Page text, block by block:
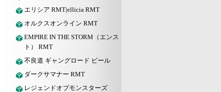
エリシア RMT|ellicia RMT
オルクスオンライン RMT
EMPIRE IN THE STORM（エンス
ト） RMT
不良道 ギャングロード ビール
ダークサマナー RMT
レジェンドオブモンスターズ